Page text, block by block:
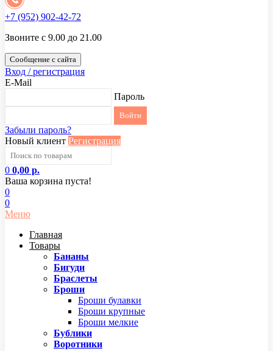
+7 (952) 902-42-72
Звоните с 9.00 до 21.00
Сообщение с сайта
Вход / регистрация
E-Mail
Пароль
Забыли пароль?
Новый клиент Регистрация
0 0,00 р.
Ваша корзина пуста!
0
0
Меню
Главная
Товары
Бананы
Бигуди
Браслеты
Броши
Броши булавки
Броши крупные
Броши мелкие
Бублики
Воротники